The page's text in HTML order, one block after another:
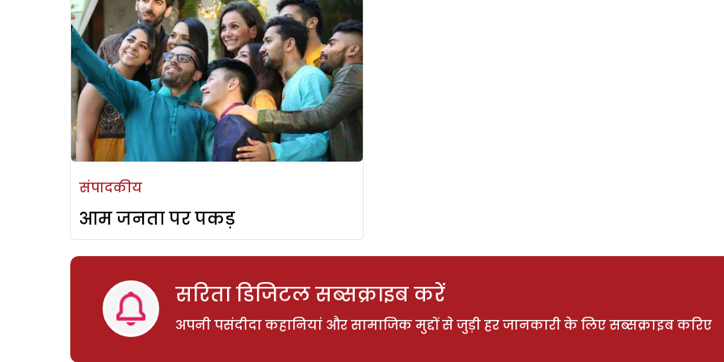
संपादकीय
आम जनता पर पकड़
सरिता डिजिटल सब्सक्राइब करें
अपनी पसंदीदा कहानियां और सामाजिक मुद्दों से जुड़ी हर जानकारी के लिए सब्सक्राइब करिए